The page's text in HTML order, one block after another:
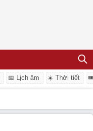
📅 Lịch âm ☀️ Thời tiết